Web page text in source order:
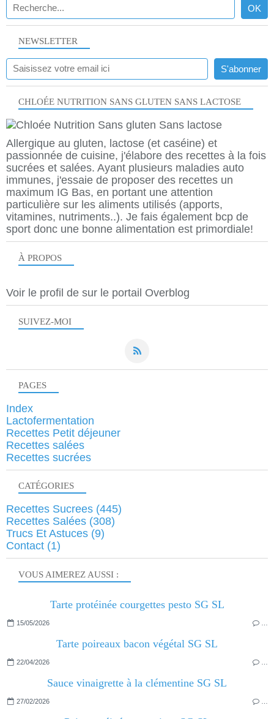
NEWSLETTER
SUIVEZ-MOI
CHLOÉE NUTRITION SANS GLUTEN SANS LACTOSE
Allergique au gluten, lactose (et caséine) et
passionnée de cuisine, j'élabore des recettes à la fois
sucrées et salées. Ayant plusieurs maladies auto
immunes, j'essaie de proposer des recettes un
maximum IG Bas, en portant une attention
particulière sur les aliments utilisés (apports,
vitamines, nutriments..). Je fais également bcp de
sport donc une bonne alimentation est primordiale!
À PROPOS
Voir le profil de sur le portail Overblog
VOUS AIMEREZ AUSSI :
Tarte protéinée courgettes pesto SG SL
15/05/2026
Tarte poireaux bacon végétal SG SL
22/04/2026
Sauce vinaigrette à la clémentine SG SL
27/02/2026
PAGES
Index
Lactofermentation
Recettes Petit déjeuner
Recettes salées
Recettes sucrées
CATÉGORIES
Recettes Sucrees (445)
Recettes Salées (308)
Trucs Et Astuces (9)
Contact (1)